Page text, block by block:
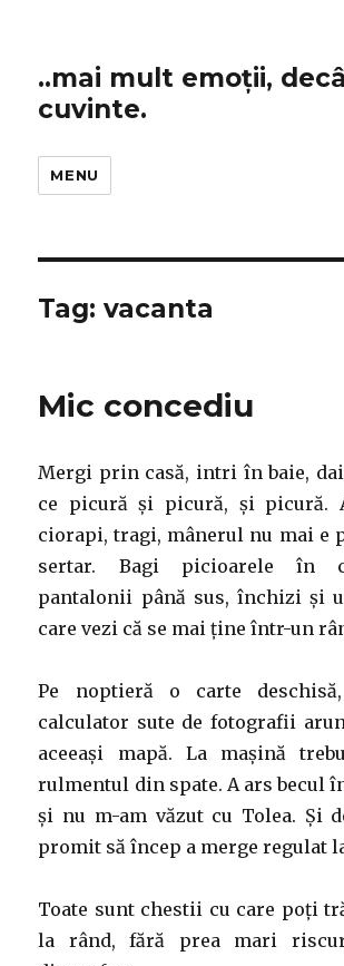
..mai mult emoții,
cuvinte.
MENU
Tag:vacanta
Mic concediu
Mergi prin casă, intri în baie,
ce picură și picură, și picură.
ciorapi, tragi, mânerul nu mai e
sertar. Bagi picioarele în
pantalonii până sus, închizi și
care vezi că se mai ține într-un
Pe noptieră o carte
calculator sute de fotografii
aceeași mapă. La mașină
rulmentul din spate. A ars becul
și nu m-am văzut cu Tolea. Și
promit să încep a merge regulat
Toate sunt chestii cu care poți
la rând, fără prea mari